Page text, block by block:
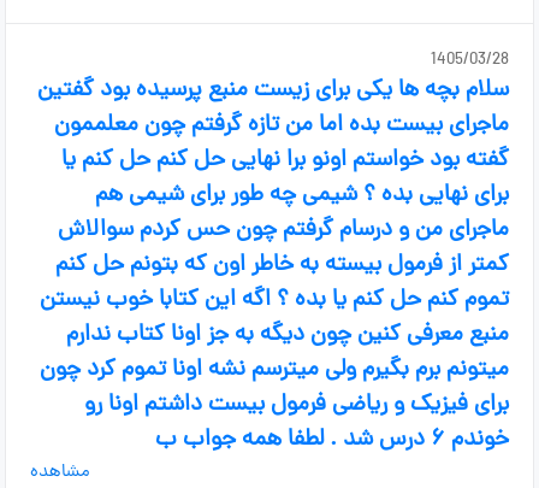
1405/03/28
سلام بچه ها یکی برای زیست منبع پرسیده بود گفتین
ماجرای بیست بده اما من تازه گرفتم چون معلممون
گفته بود خواستم اونو برا نهایی حل کنم حل کنم یا
برای نهایی بده ؟ شیمی چه طور برای شیمی هم
ماجرای من و درسام گرفتم چون حس کردم سوالاش
کمتر از فرمول بیسته به خاطر اون که بتونم حل کنم
تموم کنم حل کنم یا بده ؟ اگه این کتابا خوب نیستن
منبع معرفی کنین چون دیگه به جز اونا کتاب ندارم
میتونم برم بگیرم ولی میترسم نشه اونا تموم کرد چون
برای فیزیک و ریاضی فرمول بیست داشتم اونا رو
خوندم ۶ درس شد . لطفا همه جواب ب
مشاهده